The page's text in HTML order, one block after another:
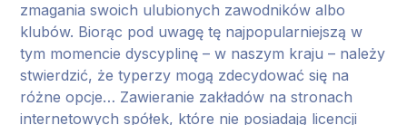
zmagania swoich ulubionych zawodników albo
klubów. Biorąc pod uwagę tę najpopularniejszą w
tym momencie dyscyplinę – w naszym kraju – należy
stwierdzić, że typerzy mogą zdecydować się na
różne opcje… Zawieranie zakładów na stronach
internetowych spółek, które nie posiadają licencji